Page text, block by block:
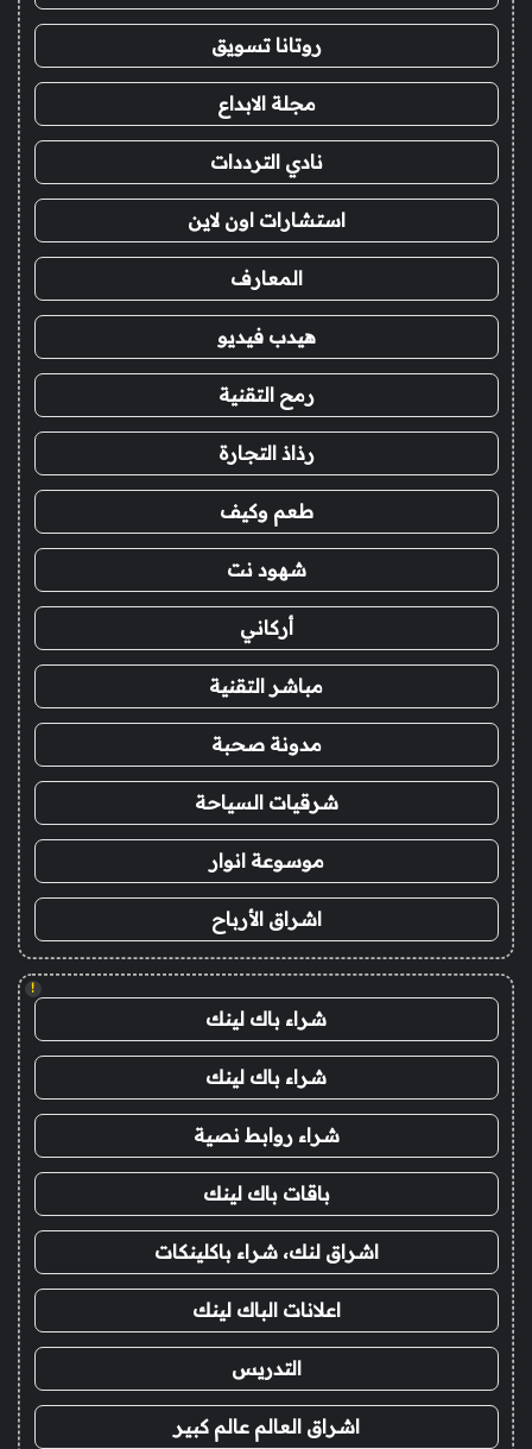
روتانا تسويق
مجلة الابداع
نادي الترددات
استشارات اون لاين
المعارف
هيدب فيديو
رمح التقنية
رذاذ التجارة
طعم وكيف
شهود نت
أركاني
مباشر التقنية
مدونة صحبة
شرقيات السياحة
موسوعة انوار
اشراق الأرباح
!
شراء باك لينك
شراء باك لينك
شراء روابط نصية
باقات باك لينك
اشراق لنك، شراء باكلينكات
اعلانات الباك لينك
التدريس
اشراق العالم عالم كبير